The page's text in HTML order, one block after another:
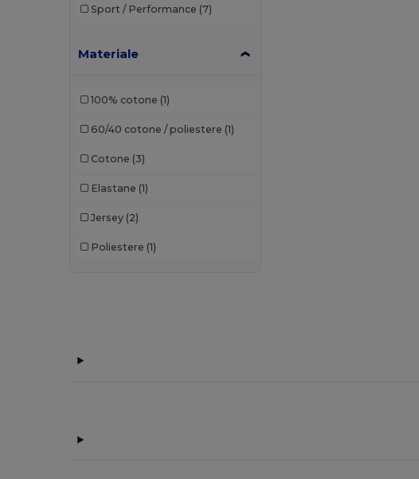
Fruit of the Loom
Sport / Performance (7)
Materiale
100% cotone (1)
60/40 cotone / poliestere (1)
Cotone (3)
Elastane (1)
Jersey (2)
Poliestere (1)